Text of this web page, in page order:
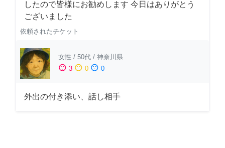
したので皆様にお勧めします 今日はありがとう
ございました
依頼されたチケット
女性 / 50代 / 神奈川県
sentiment_satisfied 3 sentiment_neutral 0 sentiment_dissatisfied 0
外出の付き添い、話し相手